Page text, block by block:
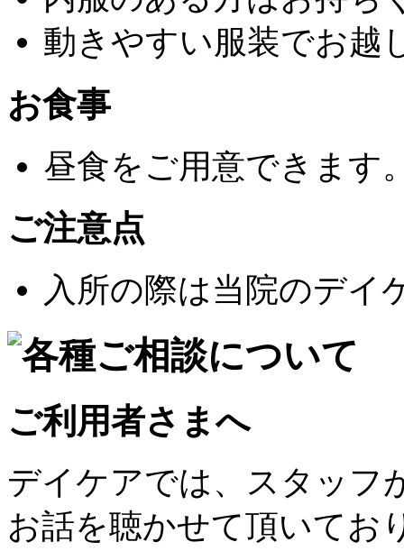
動きやすい服装でお越
お食事
昼食をご用意できます
ご注意点
入所の際は当院のデイ
ご利用者さまへ
デイケアでは、スタッフ
お話を聴かせて頂いてお